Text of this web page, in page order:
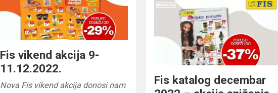
Fis vikend akcija 9-
11.12.2022.
Nova Fis vikend akcija donosi nam
Fis katalog decembar